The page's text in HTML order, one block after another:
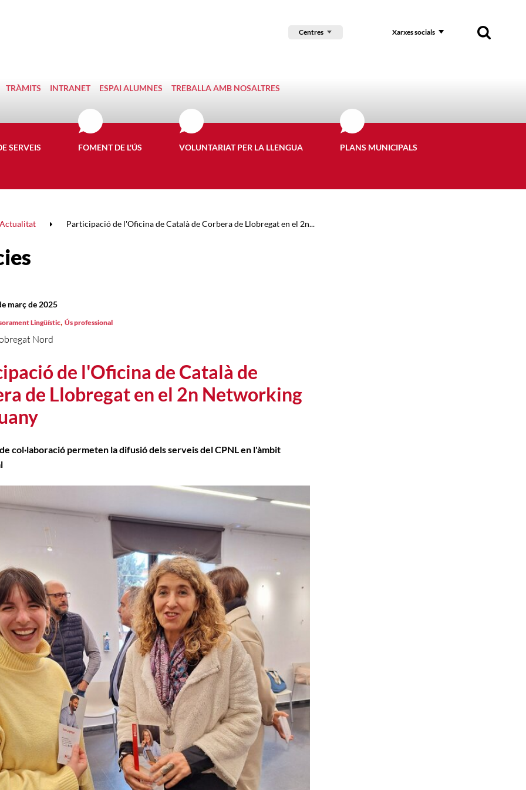
Centres Xarxes socials
TRÀMITS INTRANET ESPAI ALUMNES TREBALLA AMB NOSALTRES
SERVEIS FOMENT DE L'ÚS VOLUNTARIAT PER LA LLENGUA PLANS MUNICIPALS
Actualitat Participació de l'Oficina de Català de Corbera de Llobregat en el 2n...
de l'Oficina de Català de
de Llobregat en el 2n Networking
Nord
març de 2025
Lingüístic, Ús professional
col·laboració permeten la difusió dels serveis del CPNL en l'àmbit